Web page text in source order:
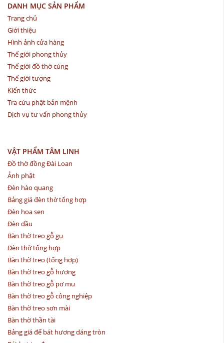
DANH MỤC SẢN PHẨM
Trang chủ
Giới thiệu
Hình ảnh cửa hàng
Thế giới phong thủy
Thế giới đồ thờ cúng
Thế giới tượng
Kiến thức
Tra cứu phật bản mệnh
Dịch vụ tư vấn phong thủy
VẬT PHẨM TÂM LINH
Đồ thờ đồng Đài Loan
Ảnh phật
Đèn hào quang
Bảng giá đèn thờ tổng hợp
Đèn hoa sen
Đèn dầu
Bàn thờ treo gỗ gụ
Đèn thờ tổng hợp
Bàn thờ treo (tổng hợp)
Bàn thờ treo gỗ hương
Bàn thờ treo gỗ pơ mu
Bàn thờ treo gỗ công nghiệp
Bàn thờ treo sơn mài
Bàn thờ thần tài
Bảng giá đế bát hương dáng tròn